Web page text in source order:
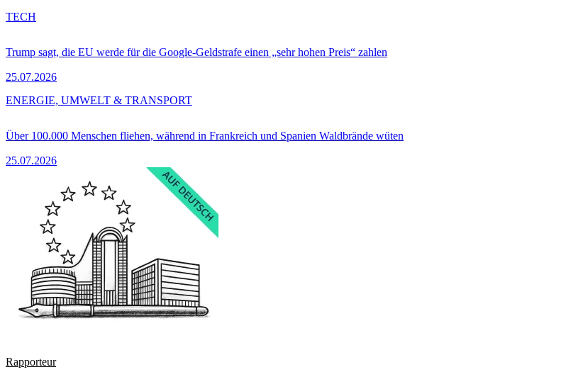
Trump sagt, die EU werde für die Google-Geldstrafe einen „sehr hohen Preis“ zahlen
25.07.2026
TECH
Über 100.000 Menschen fliehen, während in Frankreich und Spanien Waldbrände wüten
25.07.2026
ENERGIE, UMWELT & TRANSPORT
Rapporteur